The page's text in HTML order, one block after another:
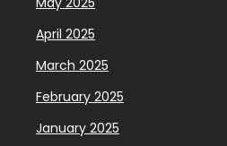
April 2025
March 2025
February 2025
January 2025